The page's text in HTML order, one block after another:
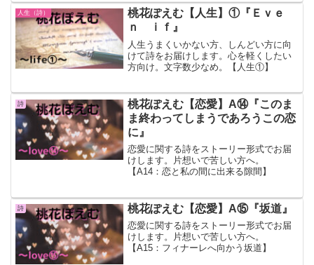
人生（詩）
桃花ぽえむ【人生】①『Ｅｖｅ
ｎ ｉｆ』
人生うまくいかない方、しんどい方に向
けて詩をお届けします。心を軽くしたい
方向け。文字数少なめ。【人生①】
詩
桃花ぽえむ【恋愛】A⑭『このま
ま終わってしまうであろうこの恋
に』
恋愛に関する詩をストーリー形式でお届
けします。片想いで苦しい方へ。
【A14：恋と私の間に出来る隙間】
詩 桃花ぽえむ【恋愛】A⑮『坂道』
恋愛に関する詩をストーリー形式でお届
けします。片想いで苦しい方へ。
【A15：フィナーレへ向かう坂道】